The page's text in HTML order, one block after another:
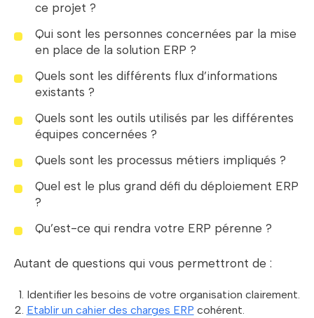
ce projet ?
Qui sont les personnes concernées par la mise
en place de la solution ERP ?
Quels sont les différents flux d’informations
existants ?
Quels sont les outils utilisés par les différentes
équipes concernées ?
Quels sont les processus métiers impliqués ?
Quel est le plus grand défi du déploiement ERP
?
Qu’est-ce qui rendra votre ERP pérenne ?
Autant de questions qui vous permettront de :
Identifier les besoins de votre organisation clairement.
Etablir un cahier des charges ERP cohérent.